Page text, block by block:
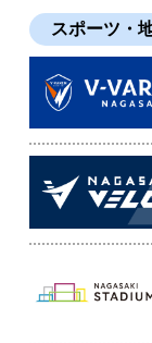
スポーツ・